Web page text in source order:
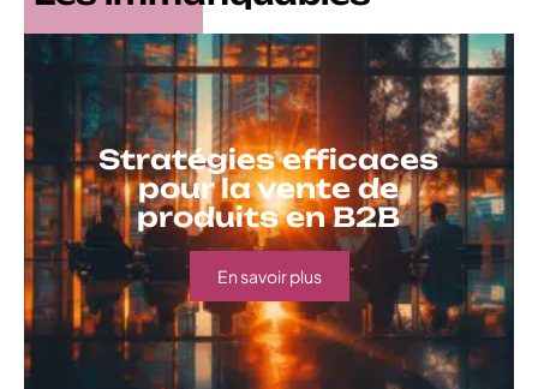
Stratégies efficaces
pour la vente de
produits en B2B
En savoir plus